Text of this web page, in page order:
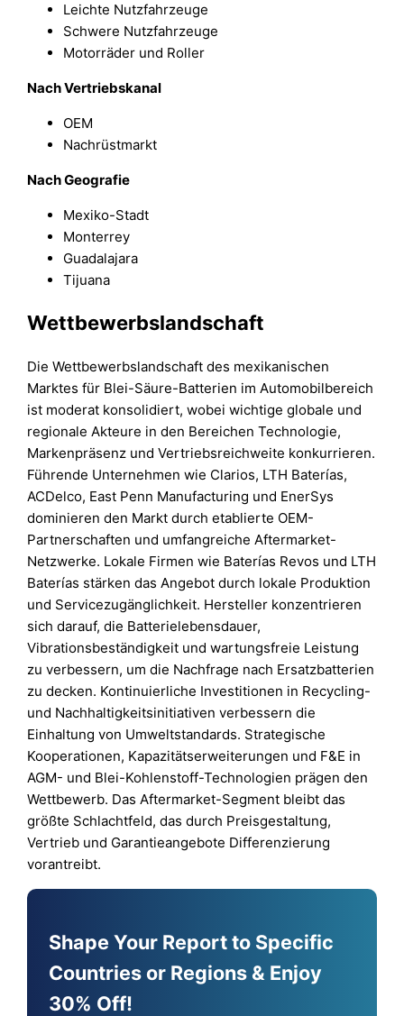
Leichte Nutzfahrzeuge
Schwere Nutzfahrzeuge
Motorräder und Roller
Nach Vertriebskanal
OEM
Nachrüstmarkt
Nach Geografie
Mexiko-Stadt
Monterrey
Guadalajara
Tijuana
Wettbewerbslandschaft
Die Wettbewerbslandschaft des mexikanischen
Marktes für Blei-Säure-Batterien im Automobilbereich
ist moderat konsolidiert, wobei wichtige globale und
regionale Akteure in den Bereichen Technologie,
Markenpräsenz und Vertriebsreichweite konkurrieren.
Führende Unternehmen wie Clarios, LTH Baterías,
ACDelco, East Penn Manufacturing und EnerSys
dominieren den Markt durch etablierte OEM-
Partnerschaften und umfangreiche Aftermarket-
Netzwerke. Lokale Firmen wie Baterías Revos und LTH
Baterías stärken das Angebot durch lokale Produktion
und Servicezugänglichkeit. Hersteller konzentrieren
sich darauf, die Batterielebensdauer,
Vibrationsbeständigkeit und wartungsfreie Leistung
zu verbessern, um die Nachfrage nach Ersatzbatterien
zu decken. Kontinuierliche Investitionen in Recycling-
und Nachhaltigkeitsinitiativen verbessern die
Einhaltung von Umweltstandards. Strategische
Kooperationen, Kapazitätserweiterungen und F&E in
AGM- und Blei-Kohlenstoff-Technologien prägen den
Wettbewerb. Das Aftermarket-Segment bleibt das
größte Schlachtfeld, das durch Preisgestaltung,
Vertrieb und Garantieangebote Differenzierung
vorantreibt.
Shape Your Report to Specific
Countries or Regions & Enjoy
30% Off!